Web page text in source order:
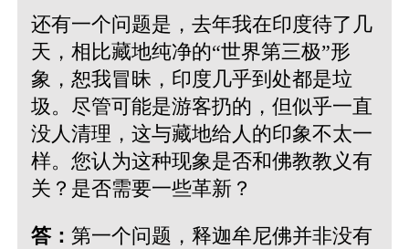
还有一个问题是，去年我在印度待了几
天，相比藏地纯净的“世界第三极”形
象，恕我冒昧，印度几乎到处都是垃
圾。尽管可能是游客扔的，但似乎一直
没人清理，这与藏地给人的印象不太一
样。您认为这种现象是否和佛教教义有
关？是否需要一些革新？
答： 第一个问题，释迦牟尼佛并非没有